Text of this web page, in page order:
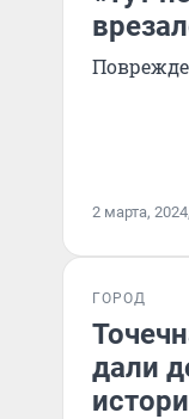
2 марта,
ГОРОД
дали